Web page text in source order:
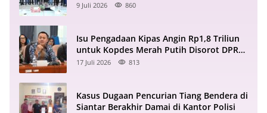
Saja?
9 Juli 2026 860
Isu Pengadaan Kipas Angin Rp1,8 Triliun
untuk Kopdes Merah Putih Disorot DPR
RI
17 Juli 2026 813
Kasus Dugaan Pencurian Tiang Bendera di
Siantar Berakhir Damai di Kantor Polisi